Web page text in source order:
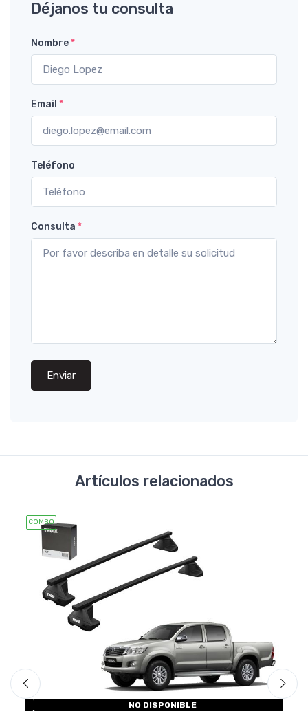
Déjanos tu consulta
Nombre*
Email *
Teléfono
Consulta *
Enviar
Artículos relacionados
COMBO
NO DISPONIBLE